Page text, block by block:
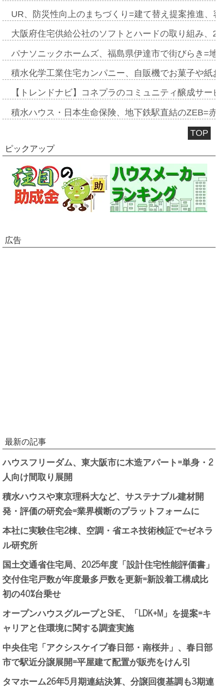
UR、防災性向上のまちづくり=建て替え提案推進
大阪府住宅供給公社のソフトとハードの取り組み
パナソニックホームズ、福島県伊達市で街びらき=
積水化学工業住宅カンパニー、自販機でお菓子や
【トレンドナビ】コネプラのコミュニティ醸成サ
積水ハウス・日本生命保険、地下鉄駅直結のZEB=
TOP
ピックアップ
広告
最新の記事
ハウスフリーダム、東大阪市に木造アパート=単身・2
人向け間取り展開
積水ハウスや東京理科大など、サステナブル建材開
発・評価の研究会=業界横断のプラットフォームに
本社に実験住宅2棟、空調・省エネ技術検証で=ゼネラ
ル研究所
国土交通省住宅局、2025年度「設計住宅性能評価書」
交付住宅戸数が年度最多戸数を更新=新設着工構成比
初の40%台乗せ
オープンハウスグループとSHE、「LDK+M」を提案=キ
ャリアと住環境に関する調査実施
中央住宅「アクシスケイプ春日部・南桜井」、春日部
市で駅近分譲展開=平屋建て配置が販売をけん引
タマホーム26年5月期連結決算、分譲回復基調も3期連